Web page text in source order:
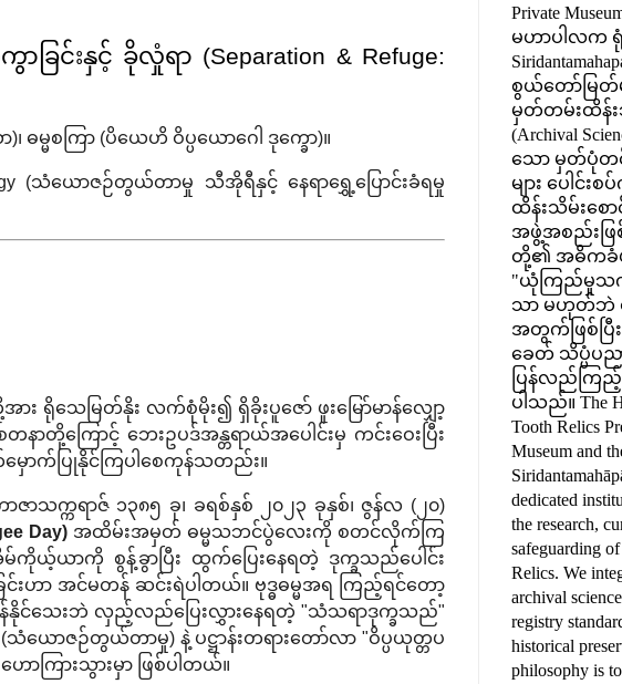
ြင်းနှင့် ခိုလှုံရာ (Separation & Refuge:
ဓမ္မစကြာ (ပိယေဟိ ဝိပ္ပယောဂေါ ဒုက္ခော)။
(သံယောဇဉ်တွယ်တာမှု သီအိုရီနှင့် နေရာရွှေ့ပြောင်းခံရမှု
ရိုသေမြတ်နိုး လက်စုံမိုး၍ ရှိခိုးပူဇော် ဖူးမြော်မာန်လျှော့
ကြောင့် ဘေးဥပဒ်အန္တရာယ်အပေါင်းမှ ကင်းဝေးပြီး
မှောက်ပြုနိုင်ကြပါစေကုန်သတည်း။
ာသက္ကရာဇ် ၁၃၈၅ ခု၊ ခရစ်နှစ် ၂၀၂၃ ခုနှစ်၊ ဇွန်လ (၂၀)
Day) အထိမ်းအမှတ် ဓမ္မသဘင်ပွဲလေးကို စတင်လိုက်ကြ
ကိုယ့်ယာကို စွန့်ခွာပြီး ထွက်ပြေးနေရတဲ့ ဒုက္ခသည်ပေါင်း
းဟာ အင်မတန် ဆင်းရဲပါတယ်။ ဗုဒ္ဓဓမ္မအရ ကြည့်ရင်တော့
နိုင်သေးဘဲ လှည့်လည်ပြေးလွှားနေရတဲ့ "သံသရာဒုက္ခသည်"
ယောဇဉ်တွယ်တာမှု) နဲ့ ပဋ္ဌာန်းတရားတော်လာ "ဝိပ္ပယုတ္တပ
ာကြားသွားမှာ ဖြစ်ပါတယ်။
Private
မဟာပါလက ရုံ
စွယ်တော်မြတ်
မှတ်တမ်းထိန်
(Archival
သော မှတ်ပုံတင်
များ ပေါင်
ထိန်းသိမ်းစေ
အဖွဲ့အစည်းဖြ
တို့၏ အဓိကခံ
"ယုံကြည်မှု
သာ မဟုတ်ဘဲ
အတွက်ဖြစ်ပြီး
ခေတ် သိပ္ပံပည
ပြန်လည်ကြည့်
ပါသည်။ The
Tooth Relics
Museum and
dedicated
the research,
safeguarding
Relics. We
archival
registry
historical
philosophy is